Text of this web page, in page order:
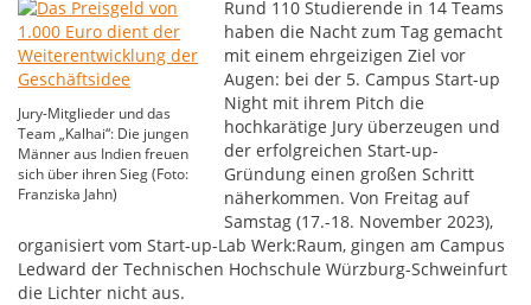
Jury-Mitglieder und das
Team „Kalhai“: Die jungen
Männer aus Indien freuen
sich über ihren Sieg (Foto:
Franziska Jahn)
Rund 110 Studierende in 14 Teams
haben die Nacht zum Tag gemacht
mit einem ehrgeizigen Ziel vor
Augen: bei der 5. Campus Start-up
Night mit ihrem Pitch die
hochkarätige Jury überzeugen und
der erfolgreichen Start-up-
Gründung einen großen Schritt
näherkommen. Von Freitag auf
Samstag (17.-18. November 2023),
organisiert vom Start-up-Lab Werk:Raum, gingen am Campus
Ledward der Technischen Hochschule Würzburg-Schweinfurt
die Lichter nicht aus.